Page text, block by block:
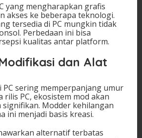
yang mengharapkan grafis
akses ke beberapa teknologi.
tersedia di PC mungkin tidak
Perbedaan ini bisa
kualitas antar platform.
dan Alat
PC sering memperpanjang umur
rilis PC, ekosistem mod akan
Modder kehilangan
ini menjadi basis kreasi.
alternatif terbatas